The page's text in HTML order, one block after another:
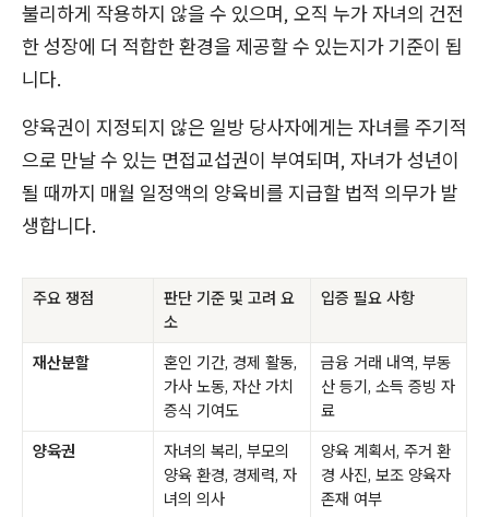
불리하게 작용하지 않을 수 있으며, 오직 누가 자녀의 건전
한 성장에 더 적합한 환경을 제공할 수 있는지가 기준이 됩
니다.
양육권이 지정되지 않은 일방 당사자에게는 자녀를 주기적
으로 만날 수 있는 면접교섭권이 부여되며, 자녀가 성년이
될 때까지 매월 일정액의 양육비를 지급할 법적 의무가 발
생합니다.
주요 쟁점
판단 기준 및 고려 요
소
입증 필요 사항
재산분할
혼인 기간, 경제 활동,
가사 노동, 자산 가치
증식 기여도
금융 거래 내역, 부동
산 등기, 소득 증빙 자
료
양육권
자녀의 복리, 부모의
양육 환경, 경제력, 자
녀의 의사
양육 계획서, 주거 환
경 사진, 보조 양육자
존재 여부